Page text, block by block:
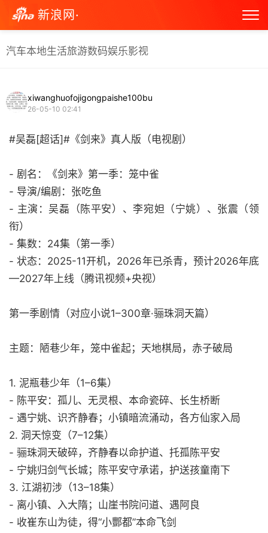
新浪网·
汽车本地生活旅游数码娱乐影视
xiwanghuofojigongpaishe100bu
26-05-10 02:41
#吴磊[超话]#《剑来》真人版（电视剧）
- 剧名：《剑来》第一季：笼中雀
- 导演/编剧：张吃鱼
- 主演：吴磊（陈平安）、李宛妲（宁姚）、张震（领
衔）
- 集数：24集（第一季）
- 状态：2025-11开机，2026年已杀青，预计2026年底
—2027年上线（腾讯视频+央视）
第一季剧情（对应小说1–300章·骊珠洞天篇）
主题：陋巷少年，笼中雀起；天地棋局，赤子破局
1. 泥瓶巷少年（1–6集）
- 陈平安：孤儿、无灵根、本命瓷碎、长生桥断
- 遇宁姚、识齐静春；小镇暗流涌动，各方仙家入局
2. 洞天惊变（7–12集）
- 骊珠洞天破碎，齐静春以命护道、托孤陈平安
- 宁姚归剑气长城；陈平安守承诺，护送孩童南下
3. 江湖初涉（13–18集）
- 离小镇、入大隋；山崖书院问道、遇阿良
- 收崔东山为徒，得“小酆都”本命飞剑